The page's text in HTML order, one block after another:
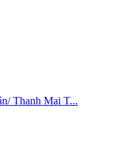
Thanh Mai T...